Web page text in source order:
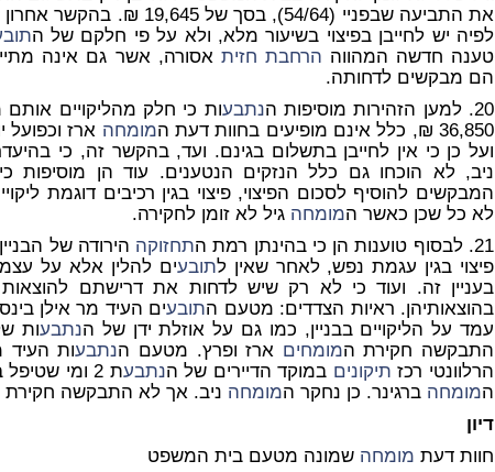
את התביעה שבפניי (54/64), בסך של 19,645 ₪. בהקשר אחרון זה הן מוסיפות כי טענת ה
לפיה יש לחייבן בפיצוי בשיעור מלא, ולא על פי חלקם של ה
טענה חדשה המהווה הרחבת חזית אסורה, אשר גם אינה
הם מבקשים לדחותה.
20. למען הזהירות מוסיפות ה
נתבעות כי חלק מהליקויים
36,850 ₪, כלל אינם מופיעים בחוות דעת ה
מומחה ארז
ועל כן כי אין לחייבן בתשלום בגינם. ועד, בהקשר זה, כי
ניב, לא הוכחו גם כלל הנזקים הנטענים. עוד הן
המבקשים להוסיף לסכום הפיצוי, פיצוי בגין רכיבים דוגמת ליקויי
לא כל שכן כאשר המומחה גיל לא זומן לחקירה.
21. לבסוף טוענות הן כי בהינתן רמת ה
תחזוקה הירודה של
פיצוי בגין עגמת נפש, לאחר שאין לתובעים להלין אלא על
בעניין זה. ועוד כי לא רק שיש לדחות את דרישתם
בהוצאותיהן. ראיות הצדדים: מטעם התובעים העיד מר אילן
עמד על הליקויים בבניין, כמו גם על אוזלת ידן של הנתבעות
התבקשה חקירת המומחים ארז ופרץ. מטעם הנתבעות העיד
הרלוונטי רכז תיקונים במוקד הדיירים של הנתבע
ת 2 ומי
המומחה ברגינר. כן נחקר המומחה ניב. אך לא התבקשה חקירת
דיון
חוות דעת מומחה שמונה מטעם בית המשפט